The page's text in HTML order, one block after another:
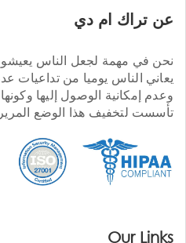
عن تراك ام دي
نحن في مهمة لجعل الناس
يعاني الناس يوميا من تداعيات
وعدم إمكانية الوصول إليها
تأسست لتخفيف هذا الوضع
Our Links